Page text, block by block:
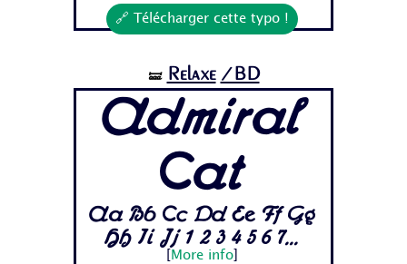
🔗 Télécharger cette typo !
🝛 Relaxe /BD
Admiral
Cat
Aa Bb Cc Dd Ee Ff Gg
Hh Ii Jj 1 2 3 4 5 6 7...
More info]